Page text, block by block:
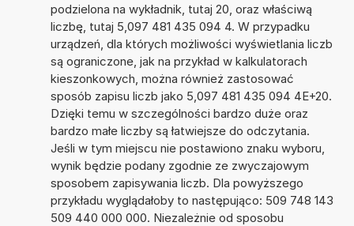
podzielona na wykładnik, tutaj 20, oraz właściwą
liczbę, tutaj 5,097 481 435 094 4. W przypadku
urządzeń, dla których możliwości wyświetlania liczb
są ograniczone, jak na przykład w kalkulatorach
kieszonkowych, można również zastosować
sposób zapisu liczb jako 5,097 481 435 094 4E+20.
Dzięki temu w szczególności bardzo duże oraz
bardzo małe liczby są łatwiejsze do odczytania.
Jeśli w tym miejscu nie postawiono znaku wyboru,
wynik będzie podany zgodnie ze zwyczajowym
sposobem zapisywania liczb. Dla powyższego
przykładu wyglądałoby to następująco: 509 748 143
509 440 000 000. Niezależnie od sposobu